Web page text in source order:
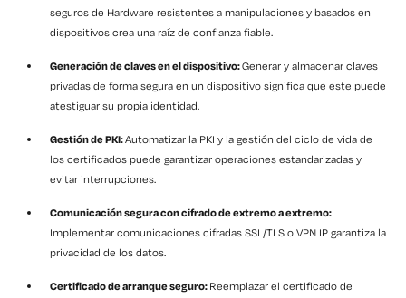
seguros de Hardware resistentes a manipulaciones y basados en
dispositivos crea una raíz de confianza fiable.
Generación de claves en el dispositivo:Generar y almacenar claves
privadas de forma segura en un dispositivo significa que este puede
atestiguar su propia identidad.
Gestión de PKI:Automatizar la PKI y la gestión del ciclo de vida de
los certificados puede garantizar operaciones estandarizadas y
evitar interrupciones.
Comunicación segura con cifrado de extremo a extremo:
Implementar comunicaciones cifradas SSL/TLS o VPN IP garantiza la
privacidad de los datos.
Certificado de arranque seguro: Reemplazar el certificado de